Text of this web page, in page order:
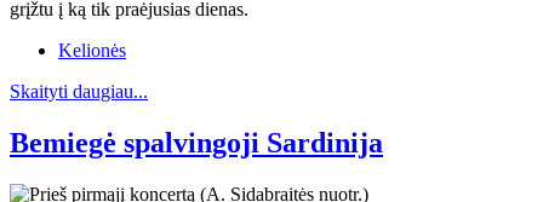
grįžtu į ką tik praėjusias dienas.
Kelionės
Skaityti daugiau...
Bemiegė spalvingoji Sardinija